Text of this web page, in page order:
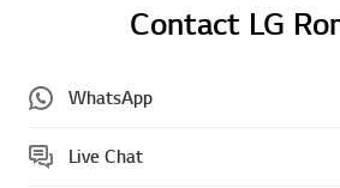
Contact LG
WhatsApp
Live Chat